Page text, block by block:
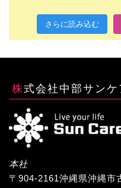
さらに読み込む
株式会社中部サン
本社
〒904-2161沖縄県沖縄市